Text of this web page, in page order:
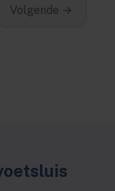
Volgende →